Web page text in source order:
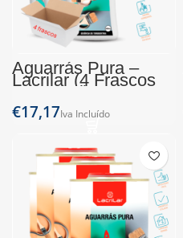
Aguarrás Pura –
Lacrilar (4 Frascos
de 500ml)
€